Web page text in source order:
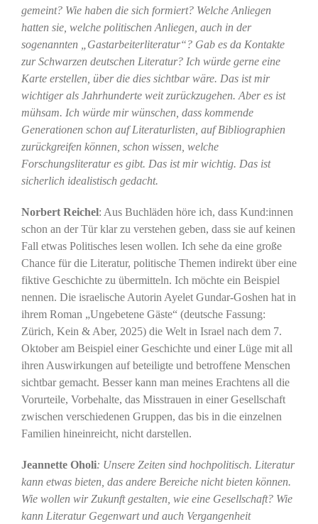
gemeint? Wie haben die sich formiert? Welche Anliegen
hatten sie, welche politischen Anliegen, auch in der
sogenannten „Gastarbeiterliteratur“? Gab es da Kontakte
zur Schwarzen deutschen Literatur? Ich würde gerne eine
Karte erstellen, über die dies sichtbar wäre. Das ist mir
wichtiger als Jahrhunderte weit zurückzugehen. Aber es ist
mühsam. Ich würde mir wünschen, dass kommende
Generationen schon auf Literaturlisten, auf Bibliographien
zurückgreifen können, schon wissen, welche
Forschungsliteratur es gibt. Das ist mir wichtig. Das ist
sicherlich idealistisch gedacht.
Norbert Reichel: Aus Buchläden höre ich, dass Kund:innen
schon an der Tür klar zu verstehen geben, dass sie auf keinen
Fall etwas Politisches lesen wollen. Ich sehe da eine große
Chance für die Literatur, politische Themen indirekt über eine
fiktive Geschichte zu übermitteln. Ich möchte ein Beispiel
nennen. Die israelische Autorin Ayelet Gundar-Goshen hat in
ihrem Roman „Ungebetene Gäste“ (deutsche Fassung:
Zürich, Kein & Aber, 2025) die Welt in Israel nach dem 7.
Oktober am Beispiel einer Geschichte und einer Lüge mit all
ihren Auswirkungen auf beteiligte und betroffene Menschen
sichtbar gemacht. Besser kann man meines Erachtens all die
Vorurteile, Vorbehalte, das Misstrauen in einer Gesellschaft
zwischen verschiedenen Gruppen, das bis in die einzelnen
Familien hineinreicht, nicht darstellen.
Jeannette Oholi: Unsere Zeiten sind hochpolitisch. Literatur
kann etwas bieten, das andere Bereiche nicht bieten können.
Wie wollen wir Zukunft gestalten, wie eine Gesellschaft? Wie
kann Literatur Gegenwart und auch Vergangenheit